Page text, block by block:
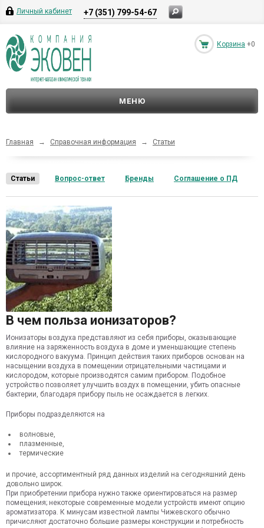
Личный кабинет +7 (351) 799-54-67
Корзина +0
МЕНЮ
Главная → Справочная информация → Статьи
Статьи Вопрос-ответ Бренды Соглашение о ПД
В чем польза ионизаторов?
Ионизаторы воздуха представляют из себя приборы, оказывающие
влияние на заряженность воздуха в доме и уменьшающие степень
кислородного вакуума. Принцип действия таких приборов основан на
насыщении воздуха в помещении отрицательными частицами и
кислородом, которые производятся самим прибором. Подобное
устройство позволяет улучшить воздух в помещении, убить опасные
бактерии, благодаря прибору пыль не осаждается в легких.
Приборы подразделяются на
волновые,
плазменные,
термические
и прочие, ассортиментный ряд данных изделий на сегодняшний день
довольно широк.
При приобретении прибора нужно также ориентироваться на размер
помещения; некоторые современные модели устройств имеют опцию
ароматизатора. К минусам известной лампы Чижевского обычно
причисляют достаточно большие размеры конструкции и потребность